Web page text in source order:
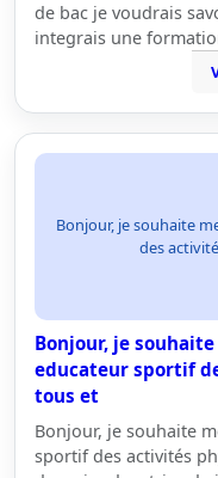
de bac je voudrais
integrais une
Bonjour, je souhaite
des
Bonjour, je
educateur sportif
tous et
Bonjour, je souhaite
sportif des activités